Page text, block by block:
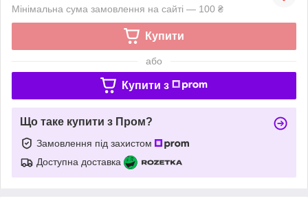
Мінімальна сума замовлення на сайті — 100 ₴
Купити
або
Купити з
Що таке купити з Пром?
Замовлення під захистом
Доступна доставка